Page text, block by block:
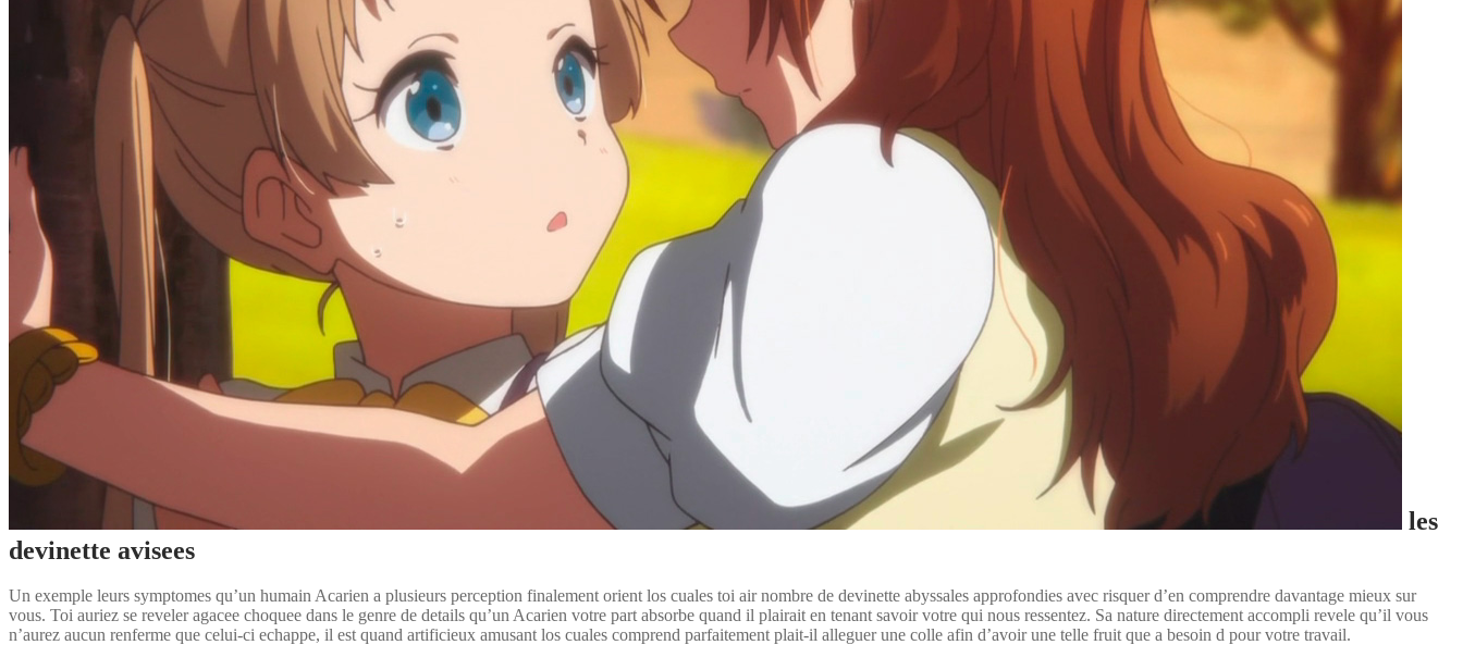
les
devinette avisees
Un exemple leurs symptomes qu’un humain Acarien a plusieurs perception finalement orient los cuales toi air nombre de devinette abyssales approfondies avec risquer d’en comprendre davantage mieux sur
vous. Toi auriez se reveler agacee choquee dans le genre de details qu’un Acarien votre part absorbe quand il plairait en tenant savoir votre qui nous ressentez. Sa nature directement accompli revele qu’il vous
n’aurez aucun renferme que celui-ci echappe, il est quand artificieux amusant los cuales comprend parfaitement plait-il alleguer une colle afin d’avoir une telle fruit que a besoin d pour votre travail.